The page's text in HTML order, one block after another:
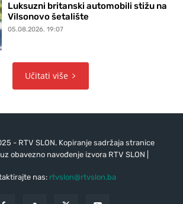
Luksuzni britanski automobili stižu na
Vilsonovo šetalište
05.08.2026. 19:07
Učitati više
- RTV SLON. Kopiranje sadržaja stranice
obavezno navođenje izvora RTV SLON |
nas: rtvslon@rtvslon.ba